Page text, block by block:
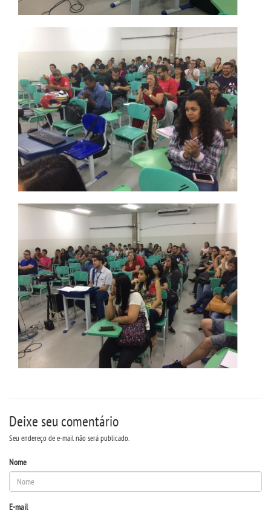
Deixe seu comentário
Seu endereço de e-mail não será publicado.
Nome
E-mail